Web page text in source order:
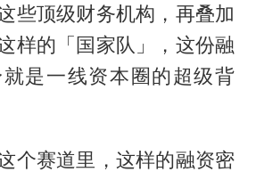
些顶级财务机构，再叠加
样的「国家队」，这份融
是一线资本圈的超级背
个赛道里，这样的融资密